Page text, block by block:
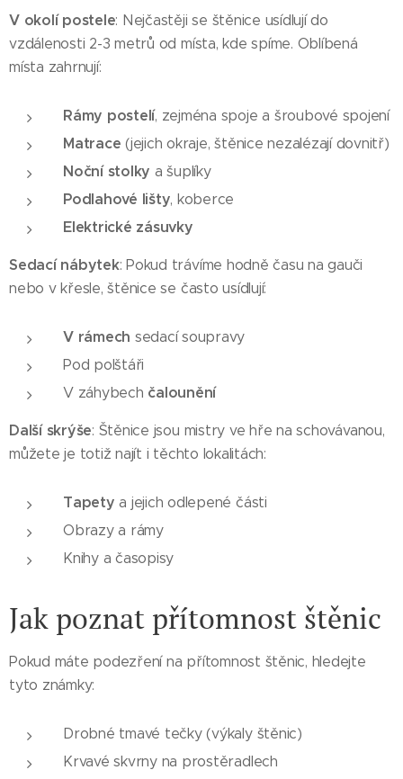
V okolí postele: Nejčastěji se štěnice usídlují do
vzdálenosti 2-3 metrů od místa, kde spíme. Oblíbená
místa zahrnují:
Rámy postelí, zejména spoje a šroubové spojení
Matrace (jejich okraje, štěnice nezalézají dovnitř)
Noční stolky a šuplíky
Podlahové lišty, koberce
Elektrické zásuvky
Sedací nábytek: Pokud trávíme hodně času na gauči
nebo v křesle, štěnice se často usídlují:
V rámech sedací soupravy
Pod polštáři
V záhybech čalounění
Další skrýše: Štěnice jsou mistry ve hře na schovávanou,
můžete je totiž najít i těchto lokalitách:
Tapety a jejich odlepené části
Obrazy a rámy
Knihy a časopisy
Jak poznat přítomnost štěnic
Pokud máte podezření na přítomnost štěnic, hledejte
tyto známky:
Drobné tmavé tečky (výkaly štěnic)
Krvavé skvrny na prostěradlech